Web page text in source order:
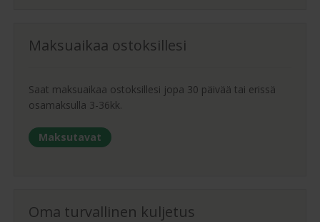
Maksuaikaa ostoksillesi
Saat maksuaikaa ostoksillesi jopa 30 päivää tai erissä
osamaksulla 3-36kk.
Maksutavat
Oma turvallinen kuljetus